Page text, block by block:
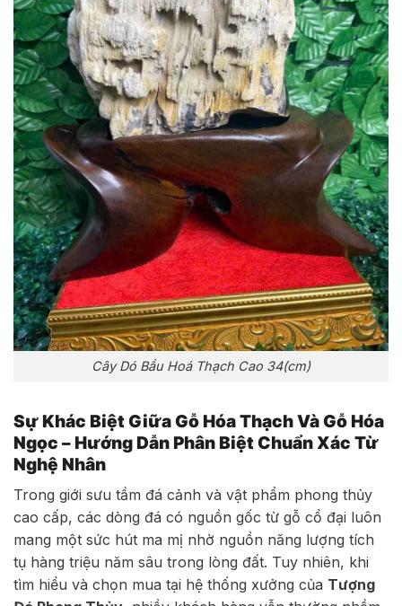
Cây Dó Bầu Hoá Thạch Cao 34(cm)
Sự Khác Biệt Giữa Gỗ Hóa Thạch Và Gỗ Hóa
Ngọc – Hướng Dẫn Phân Biệt Chuẩn Xác Từ
Nghệ Nhân
Trong giới sưu tầm đá cảnh và vật phẩm phong thủy
cao cấp, các dòng đá có nguồn gốc từ gỗ cổ đại luôn
mang một sức hút ma mị nhờ nguồn năng lượng tích
tụ hàng triệu năm sâu trong lòng đất. Tuy nhiên, khi
tìm hiểu và chọn mua tại hệ thống xưởng của Tượng